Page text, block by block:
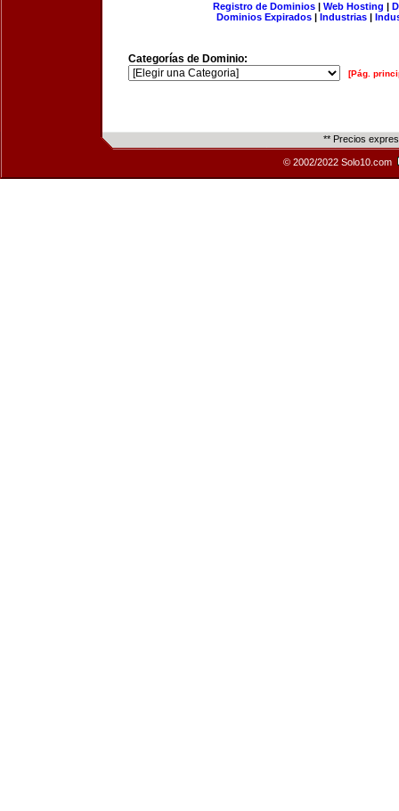
Registro de Dominios| Web Hosting |
Dominios Expirados | Industrias |
Categorías de Dominio:
[Pág.
** Precios
© 2002/2022 Solo10.com